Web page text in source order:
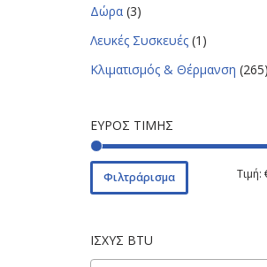
Δώρα (3)
Λευκές Συσκευές (1)
Κλιματισμός & Θέρμανση (265)
ΕΎΡΟΣ ΤΙΜΉΣ
Φιλτράρισμα Τιμή:
ΙΣΧΎΣ BTU